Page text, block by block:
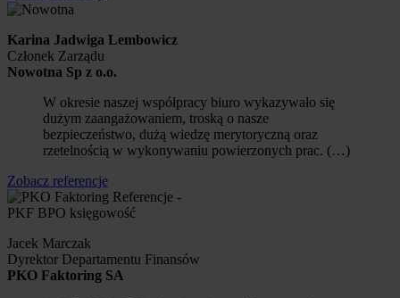
Karina Jadwiga Lembowicz
Członek Zarządu
Nowotna Sp z o.o.
W okresie naszej współpracy biuro wykazywało się
dużym zaangażowaniem, troską o nasze
bezpieczeństwo, dużą wiedzę merytoryczną oraz
rzetelnością w wykonywaniu powierzonych prac. (…)
Zobacz referencje
Jacek Marczak
Dyrektor Departamentu Finansów
PKO Faktoring SA